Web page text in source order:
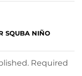
SQUBA NIÑO
Required